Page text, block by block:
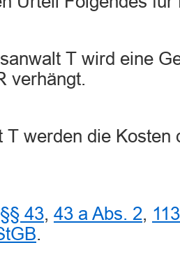
T wird eine
verhängt.
T werden die Kosten
§§ 43, 43 a Abs. 2, 113
.